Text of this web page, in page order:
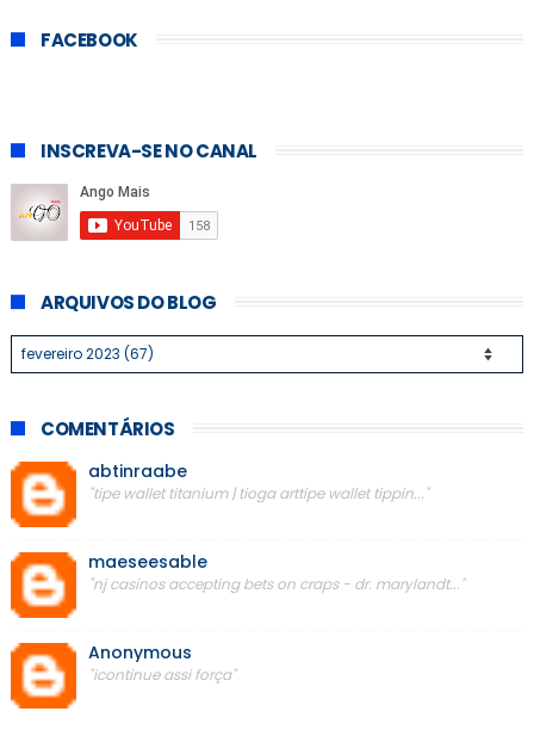
FACEBOOK
INSCREVA-SE NO CANAL
ARQUIVOS DO BLOG
COMENTÁRIOS
abtinraabe
"tipe wallet titanium | tioga arttipe wallet tippin..."
maeseesable
"nj casinos accepting bets on craps - dr. marylandt..."
Anonymous
"icontinue assi força"